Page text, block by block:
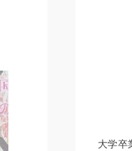
大学卒